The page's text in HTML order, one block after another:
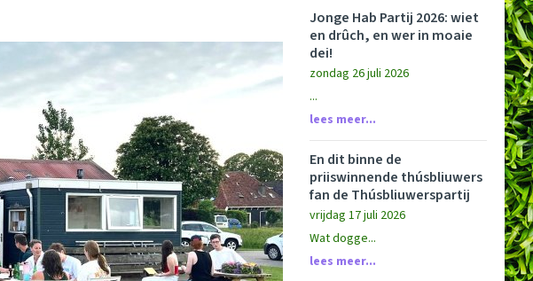
Jonge Hab Partij 2026: wiet
en drûch, en wer in moaie
dei!
zondag 26 juli 2026
...
lees meer...
En dit binne de
priiswinnende thúsbliuwers
fan de Thúsbliuwerspartij
vrijdag 17 juli 2026
Wat dogge...
lees meer...